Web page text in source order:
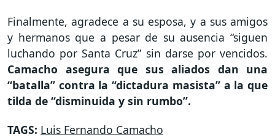
Finalmente, agradece a su esposa, y a sus amigos
y hermanos que a pesar de su ausencia “siguen
luchando por Santa Cruz” sin darse por vencidos.
Camacho asegura que sus aliados dan una
“batalla” contra la “dictadura masista” a la que
tilda de “disminuida y sin rumbo”.
TAGS: Luis Fernando Camacho